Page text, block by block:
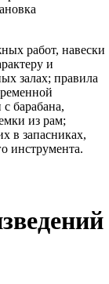
работ, навески
и
залах; правила
барабана,
из рам;
в запасниках,
инструмента.